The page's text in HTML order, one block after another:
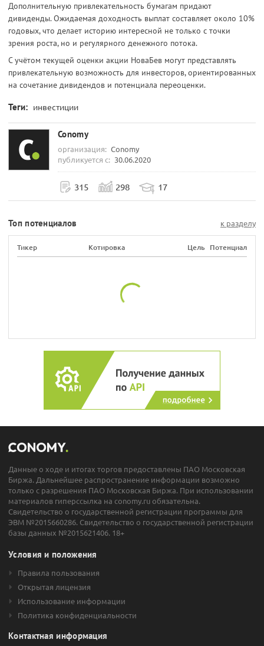
Дополнительную привлекательность бумагам придают
дивиденды. Ожидаемая доходность выплат составляет около 10%
годовых, что делает историю интересной не только с точки
зрения роста, но и регулярного денежного потока.
С учётом текущей оценки акции НоваБев могут представлять
привлекательную возможность для инвесторов, ориентированных
на сочетание дивидендов и потенциала переоценки.
Теги: инвестиции
Conomy
организация: Conomy
публикуется с: 30.06.2020
315 298 17
Топ потенциалов к разделу
Тикер Котировка Цель Потенциал
Данные о ходе и итогах торгов предоставлены ПАО Московская
Биржа. Дальнейшее распространение информации возможно
только с разрешения ПАО Московская Биржа. При использовании
материалов гиперссылка на conomy.ru обязательна.
Свидетельство о государственной регистрации программы для
ЭВМ №2015660286. Свидетельство о государственной регистрации
базы данных №2015621406. 18+
Условия и положения
Правила пользования
Открытая лицензия
Использование информации
Политика конфиденциальности
Контактная информация